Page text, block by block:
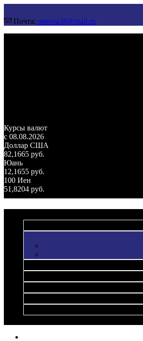
Почта: osnova38@mail.ru
Курсы валют
c 08.08.2026
Доллар США
82,1665 руб.
Юань
12,1655 руб.
100 Иен
51,8204 руб.